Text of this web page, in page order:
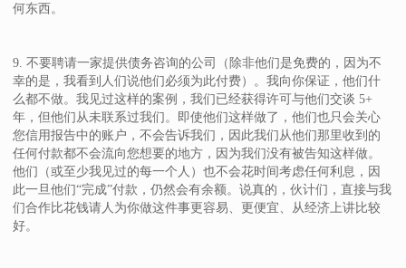
何东西。
9. 不要聘请一家提供债务咨询的公司（除非他们是免费的，因为不
幸的是，我看到人们说他们必须为此付费）。我向你保证，他们什
么都不做。我见过这样的案例，我们已经获得许可与他们交谈 5+
年，但他们从未联系过我们。即使他们这样做了，他们也只会关心
您信用报告中的账户，不会告诉我们，因此我们从他们那里收到的
任何付款都不会流向您想要的地方，因为我们没有被告知这样做。
他们（或至少我见过的每一个人）也不会花时间考虑任何利息，因
此一旦他们“完成”付款，仍然会有余额。说真的，伙计们，直接与我
们合作比花钱请人为你做这件事更容易、更便宜、从经济上讲比较
好。